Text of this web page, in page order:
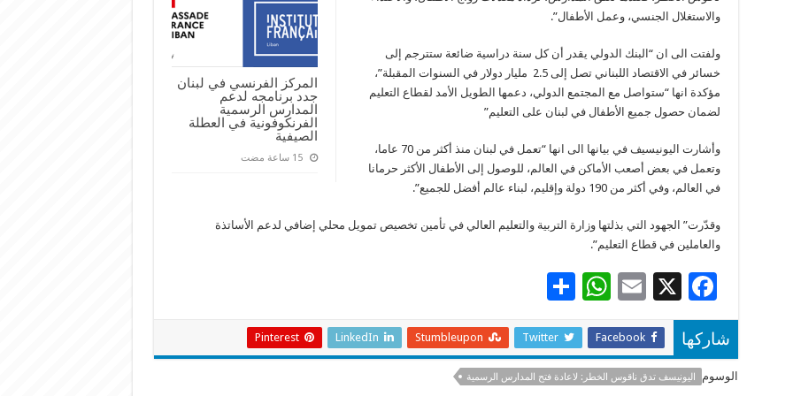
المركز الفرنسي في لبنان
جدد برنامجه لدعم
المدارس الرسمية
الفرنكوفونية في العطلة
الصيفية
‏15 ساعة مضت
والاستغلال الجنسي، وعمل الأطفال”.
ولفتت الى ان “البنك الدولي يقدر أن كل سنة دراسية ضائعة ستترجم إلى
خسائر في الاقتصاد اللبناني تصل إلى 2.5 مليار دولار في السنوات المقبلة”،
مؤكدة انها “ستواصل مع المجتمع الدولي، دعمها الطويل الأمد لقطاع التعليم
لضمان حصول جميع الأطفال في لبنان على التعليم”
وأشارت اليونيسيف في بيانها الى انها “تعمل في لبنان منذ أكثر من 70 عاما،
وتعمل في بعض أصعب الأماكن في العالم، للوصول إلى الأطفال الأكثر حرمانا
في العالم، وفي أكثر من 190 دولة وإقليم، لبناء عالم أفضل للجميع”.
وقدّرت” الجهود التي بذلتها وزارة التربية والتعليم العالي في تأمين تخصيص تمويل محلي إضافي لدعم الأساتذة
والعاملين في قطاع التعليم”.
F
ac
e
b
X
E
ai
l
W
at
sA
ar
e
شاركها Facebook
Twitter
Stumbleupon
LinkedIn
Pinterest
الوسوم اليونيسف تدق ناقوس الخطر: لاعادة فتح المدارس الرسمية